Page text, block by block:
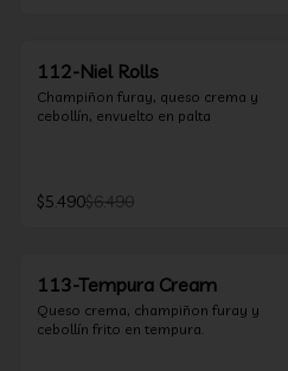
112-Niel Rolls
Champiñon furay, queso crema y
cebollín, envuelto en palta
$5.490$6.490
113-Tempura Cream
Queso crema, champiñon furay y
cebollín frito en tempura.